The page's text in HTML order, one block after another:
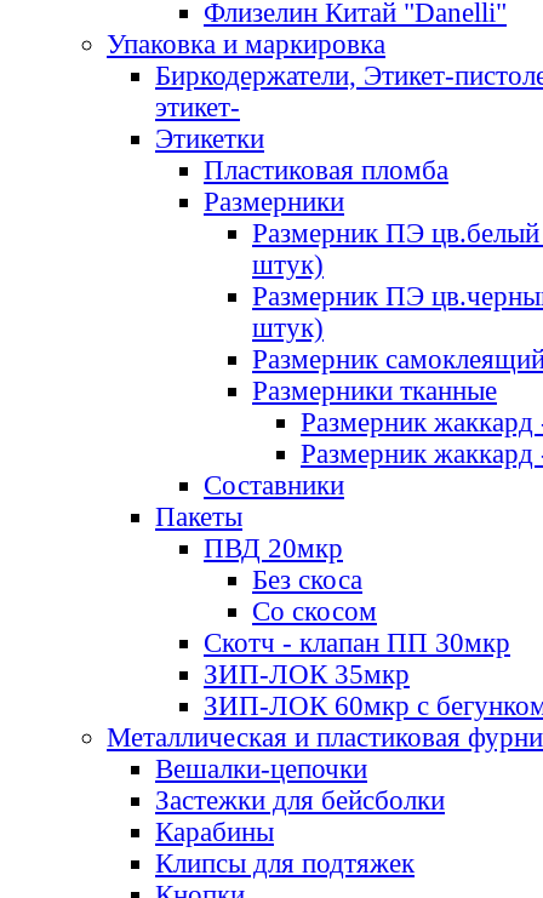
Флизелин Китай "Danelli"
Упаковка и маркировка
Биркодержатели, Этикет-
этикет-
Этикетки
Пластиковая пломба
Размерники
Размерник ПЭ цв.белый
штук)
Размерник ПЭ
штук)
Размерник
Размерники тканные
Размерник
Размерник
Составники
Пакеты
ПВД 20мкр
Без скоса
Со скосом
Скотч - клапан ПП 30мкр
ЗИП-ЛОК 35мкр
ЗИП-ЛОК 60мкр с
Металлическая и пластиковая
Вешалки-цепочки
Застежки для бейсболки
Карабины
Клипсы для подтяжек